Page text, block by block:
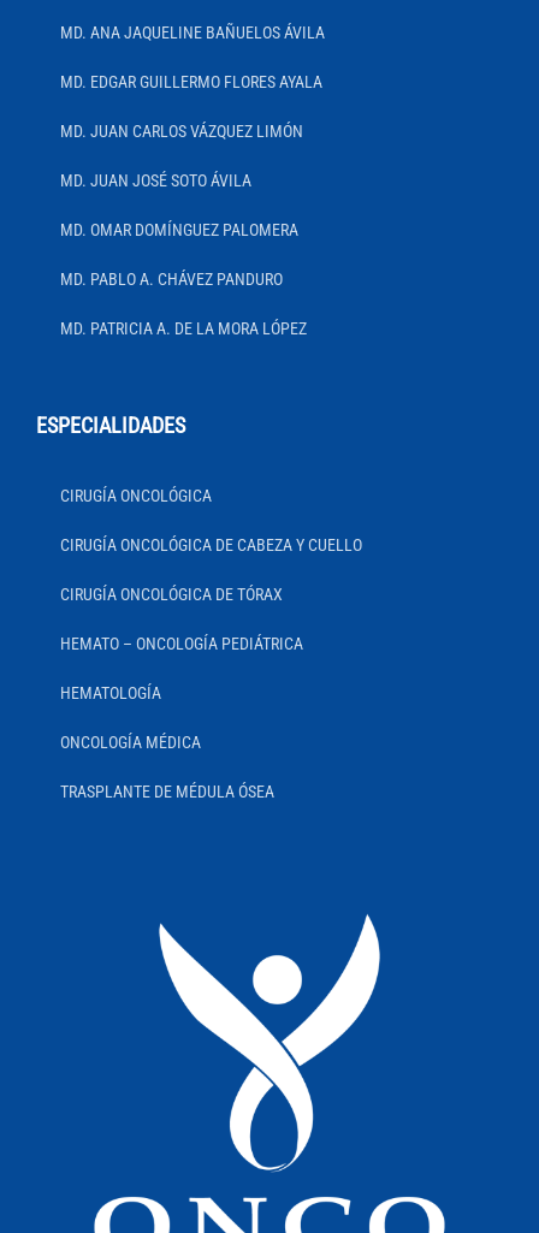
MD. ANA JAQUELINE BAÑUELOS ÁVILA
MD. EDGAR GUILLERMO FLORES AYALA
MD. JUAN CARLOS VÁZQUEZ LIMÓN
MD. JUAN JOSÉ SOTO ÁVILA
MD. OMAR DOMÍNGUEZ PALOMERA
MD. PABLO A. CHÁVEZ PANDURO
MD. PATRICIA A. DE LA MORA LÓPEZ
ESPECIALIDADES
CIRUGÍA ONCOLÓGICA
CIRUGÍA ONCOLÓGICA DE CABEZA Y CUELLO
CIRUGÍA ONCOLÓGICA DE TÓRAX
HEMATO – ONCOLOGÍA PEDIÁTRICA
HEMATOLOGÍA
ONCOLOGÍA MÉDICA
TRASPLANTE DE MÉDULA ÓSEA